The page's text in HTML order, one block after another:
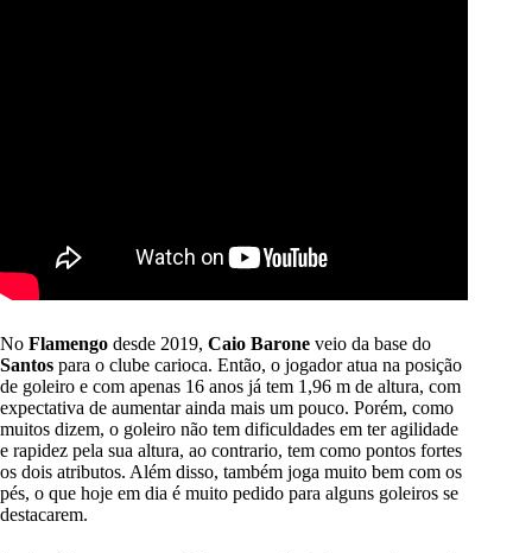
No Flamengo desde 2019, Caio Barone veio da base do
Santos para o clube carioca. Então, o jogador atua na posição
de goleiro e com apenas 16 anos já tem 1,96 m de altura, com
expectativa de aumentar ainda mais um pouco. Porém, como
muitos dizem, o goleiro não tem dificuldades em ter agilidade
e rapidez pela sua altura, ao contrario, tem como pontos fortes
os dois atributos. Além disso, também joga muito bem com os
pés, o que hoje em dia é muito pedido para alguns goleiros se
destacarem.